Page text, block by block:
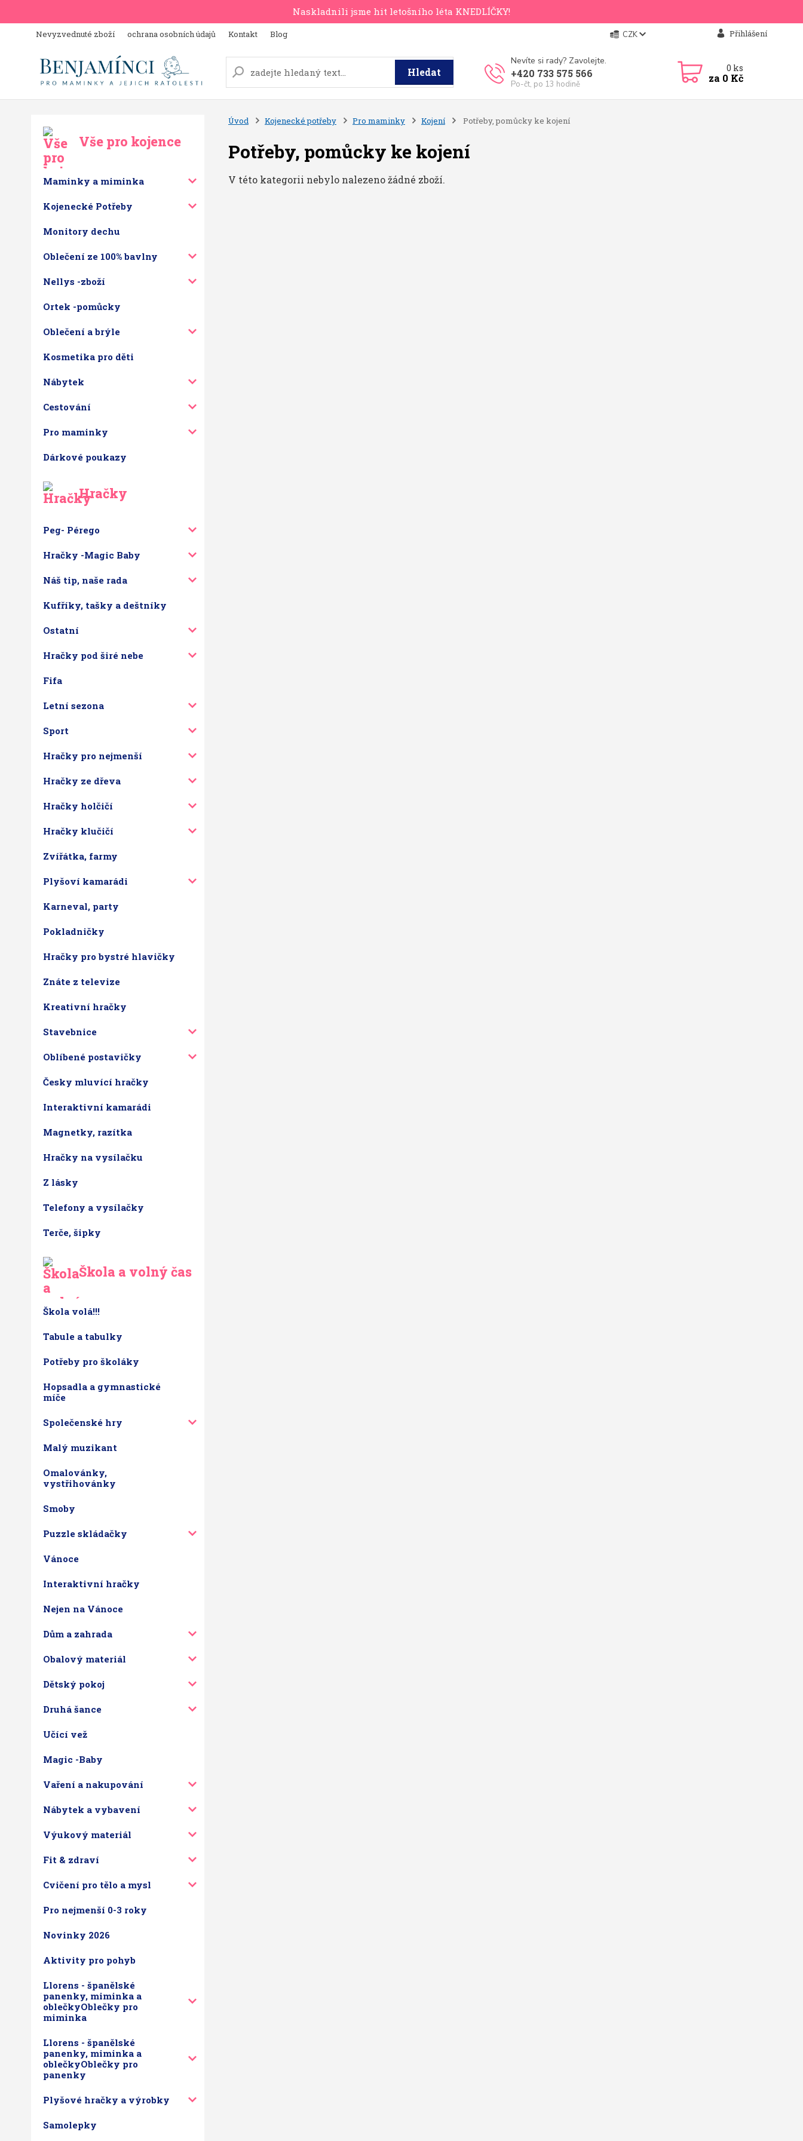
Naskladnili jsme hit letošního léta KNEDLÍČKY!
Nevyzvednuté zboží ochrana osobních údajů Kontakt Blog CZK Přihlášení
Hledat
Nevíte si rady? Zavolejte.
+420 733 575 566
Po-čt, po 13 hodině
0 ks
za 0 Kč
Vše pro kojence
Maminky a miminka
Kojenecké Potřeby
Monitory dechu
Oblečení ze 100% bavlny
Nellys -zboží
Ortek -pomůcky
Oblečení a brýle
Kosmetika pro děti
Nábytek
Cestování
Pro maminky
Dárkové poukazy
Hračky
Peg- Pérego
Hračky -Magic Baby
Náš tip, naše rada
Kufříky, tašky a deštníky
Ostatní
Hračky pod širé nebe
Fifa
Letní sezona
Sport
Hračky pro nejmenší
Hračky ze dřeva
Hračky holčičí
Hračky klučičí
Zvířátka, farmy
Plyšoví kamarádi
Karneval, party
Pokladničky
Hračky pro bystré hlavičky
Znáte z televize
Kreativní hračky
Stavebnice
Oblíbené postavičky
Česky mluvící hračky
Interaktivní kamarádi
Magnetky, razítka
Hračky na vysílačku
Z lásky
Telefony a vysílačky
Terče, šipky
Škola a volný čas
Škola volá!!!
Tabule a tabulky
Potřeby pro školáky
Hopsadla a gymnastické
míče
Společenské hry
Malý muzikant
Omalovánky,
vystřihovánky
Smoby
Puzzle skládačky
Vánoce
Interaktivní hračky
Nejen na Vánoce
Dům a zahrada
Obalový materiál
Dětský pokoj
Druhá šance
Učící vež
Magic -Baby
Vaření a nakupování
Nábytek a vybavení
Výukový materiál
Fit & zdraví
Cvičení pro tělo a mysl
Pro nejmenší 0-3 roky
Novinky 2026
Aktivity pro pohyb
Llorens - španělské
panenky, miminka a
oblečkyOblečky pro
miminka
Llorens - španělské
panenky, miminka a
oblečkyOblečky pro
panenky
Plyšové hračky a výrobky
Samolepky
Úvod Kojenecké potřeby Pro maminky Kojení Potřeby, pomůcky ke kojení
Potřeby, pomůcky ke kojení
V této kategorii nebylo nalezeno žádné zboží.